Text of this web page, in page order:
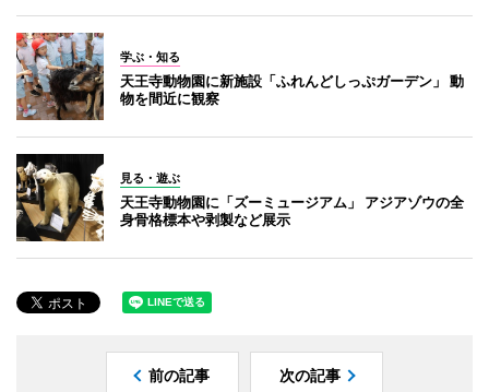
学ぶ・知る
天王寺動物園に新施設「ふれんどしっぷガーデン」 動
物を間近に観察
見る・遊ぶ
天王寺動物園に「ズーミュージアム」 アジアゾウの全
身骨格標本や剥製など展示
前の記事 次の記事